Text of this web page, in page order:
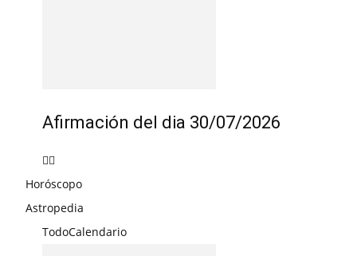
Afirmación del dia 30/07/2026
Horóscopo
Astropedia
TodoCalendario